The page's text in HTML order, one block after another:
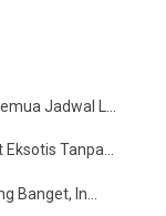
Jadwal L...
Tanpa...
Banget, In...